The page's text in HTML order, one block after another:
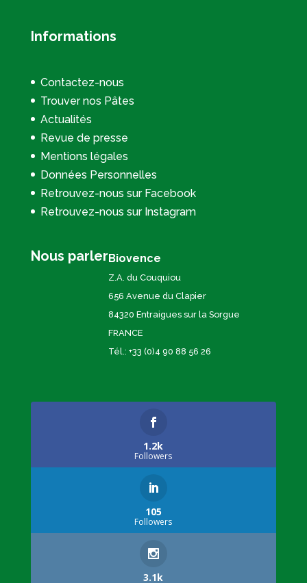
Informations
Contactez-nous
Trouver nos Pâtes
Actualités
Revue de presse
Mentions légales
Données Personnelles
Retrouvez-nous sur Facebook
Retrouvez-nous sur Instagram
Nous parlerBiovence
Z.A. du Couquiou
656 Avenue du Clapier
84320 Entraigues sur la Sorgue
FRANCE
Tél.: +33 (0)4 90 88 56 26
1.2k
Followers
105
Followers
3.1k